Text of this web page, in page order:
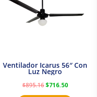
Ventilador Icarus 56″ Con
Luz Negro
$895.16$716.50